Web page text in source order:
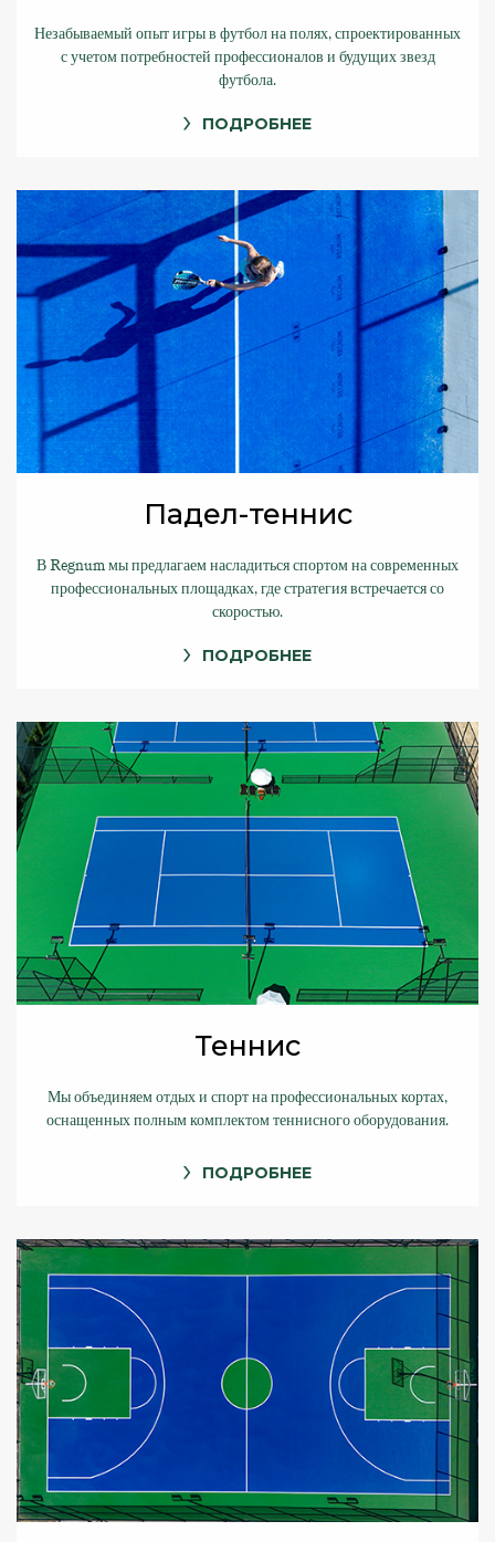
Незабываемый опыт игры в футбол на полях, спроектированных
с учетом потребностей профессионалов и будущих звезд
футбола.
ПОДРОБНЕЕ
Падел-теннис
В Regnum мы предлагаем насладиться спортом на современных
профессиональных площадках, где стратегия встречается со
скоростью.
ПОДРОБНЕЕ
Теннис
Мы объединяем отдых и спорт на профессиональных кортах,
оснащенных полным комплектом теннисного оборудования.
ПОДРОБНЕЕ